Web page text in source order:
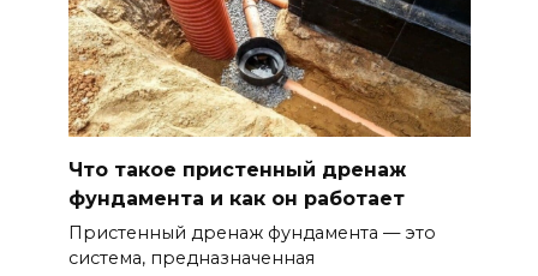
Что такое пристенный дренаж
фундамента и как он работает
Пристенный дренаж фундамента — это
система, предназначенная